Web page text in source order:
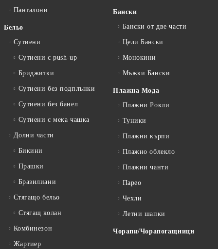
Панталони
Бельо
Сутиени
Сутиени с push-up
Бриджитки
Сутиени без подплънки
Сутиени без банел
Сутиени с мека чашка
Долни части
Бикини
Прашки
Бразилиани
Стягащо бельо
Стягащ колан
Комбинезон
Жартиер
Бански
Бански от две части
Цели Бански
Монокини
Мъжки Бански
Плажна Мода
Плажни Рокли
Туники
Плажни кърпи
Плажно облекло
Плажни чанти
Парео
Чехли
Летни шапки
Чорапи/Чорапогащници